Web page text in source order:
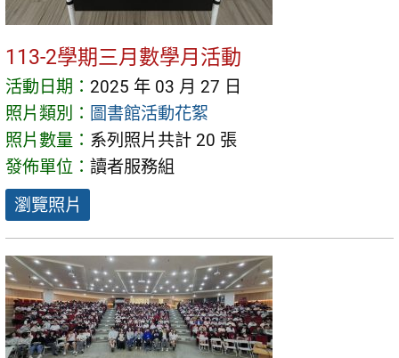
113-2學期三月數學月活動
活動日期： 2025 年 03 月 27 日
照片類別： 圖書館活動花絮
照片數量： 系列照片共計 20 張
發佈單位： 讀者服務組
瀏覽照片